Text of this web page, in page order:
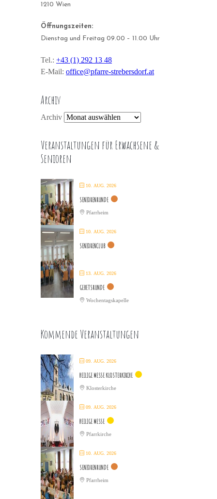
1210 Wien
Öffnungszeiten:
Dienstag und Freitag 09.00 – 11.00 Uhr
Tel.: +43 (1) 292 13 48
E-Mail: office@pfarre-strebersdorf.at
Archiv
Archiv
Veranstaltungen für Erwachsene &
Senioren
10. AUG. 2026
SENIORENRUNDE
Pfarrheim
10. AUG. 2026
SENIORENCLUB
13. AUG. 2026
GEBETSRUNDE
Wochentagskapelle
Kommende Veranstaltungen
09. AUG. 2026
HEILIGE MESSE KLOSTERKIRCHE
Klosterkirche
09. AUG. 2026
HEILIGE MESSE
Pfarrkirche
10. AUG. 2026
SENIORENRUNDE
Pfarrheim